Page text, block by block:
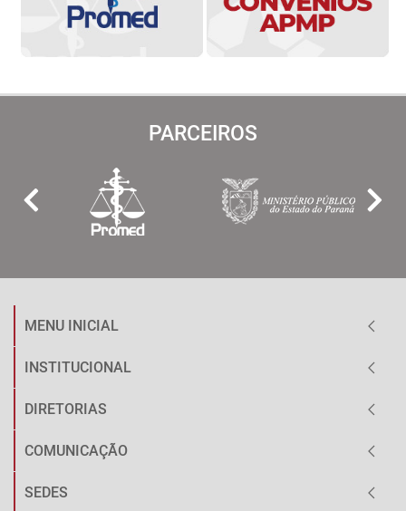
PARCEIROS
MENU INICIAL
INSTITUCIONAL
DIRETORIAS
COMUNICAÇÃO
SEDES